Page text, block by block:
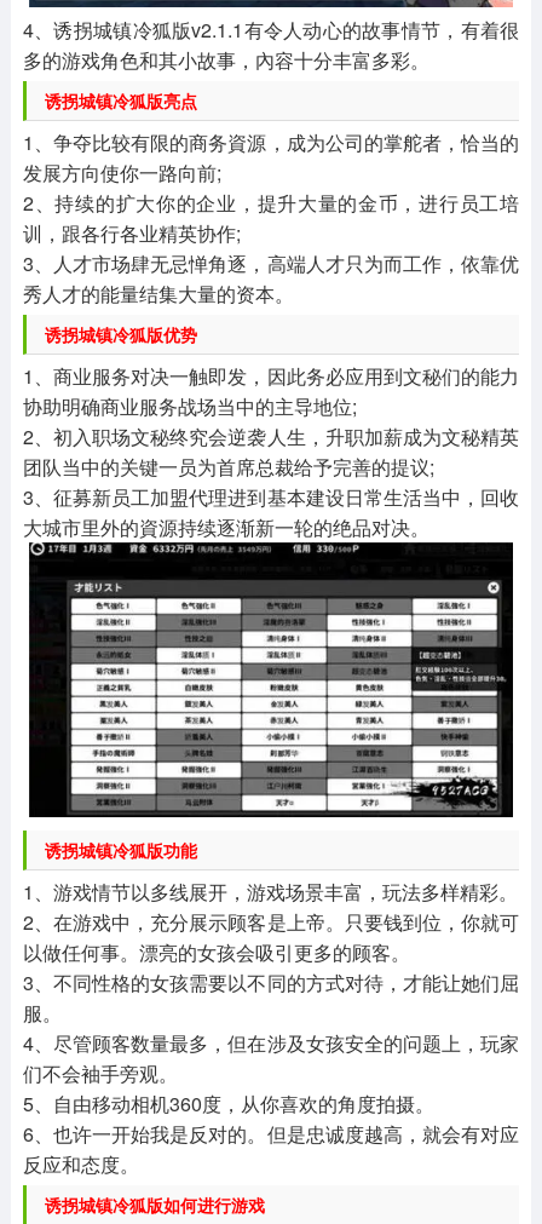
4、诱拐城镇冷狐版v2.1.1有令人动心的故事情节，有着很
多的游戏角色和其小故事，內容十分丰富多彩。
诱拐城镇冷狐版亮点
1、争夺比较有限的商务資源，成为公司的掌舵者，恰当的
发展方向使你一路向前;
2、持续的扩大你的企业，提升大量的金币，进行员工培
训，跟各行各业精英协作;
3、人才市场肆无忌惮角逐，高端人才只为而工作，依靠优
秀人才的能量结集大量的资本。
诱拐城镇冷狐版优势
1、商业服务对决一触即发，因此务必应用到文秘们的能力
协助明确商业服务战场当中的主导地位;
2、初入职场文秘终究会逆袭人生，升职加薪成为文秘精英
团队当中的关键一员为首席总裁给予完善的提议;
3、征募新员工加盟代理进到基本建设日常生活当中，回收
大城市里外的資源持续逐渐新一轮的绝品对决。
诱拐城镇冷狐版功能
1、游戏情节以多线展开，游戏场景丰富，玩法多样精彩。
2、在游戏中，充分展示顾客是上帝。只要钱到位，你就可
以做任何事。漂亮的女孩会吸引更多的顾客。
3、不同性格的女孩需要以不同的方式对待，才能让她们屈
服。
4、尽管顾客数量最多，但在涉及女孩安全的问题上，玩家
们不会袖手旁观。
5、自由移动相机360度，从你喜欢的角度拍摄。
6、也许一开始我是反对的。但是忠诚度越高，就会有对应
反应和态度。
诱拐城镇冷狐版如何进行游戏